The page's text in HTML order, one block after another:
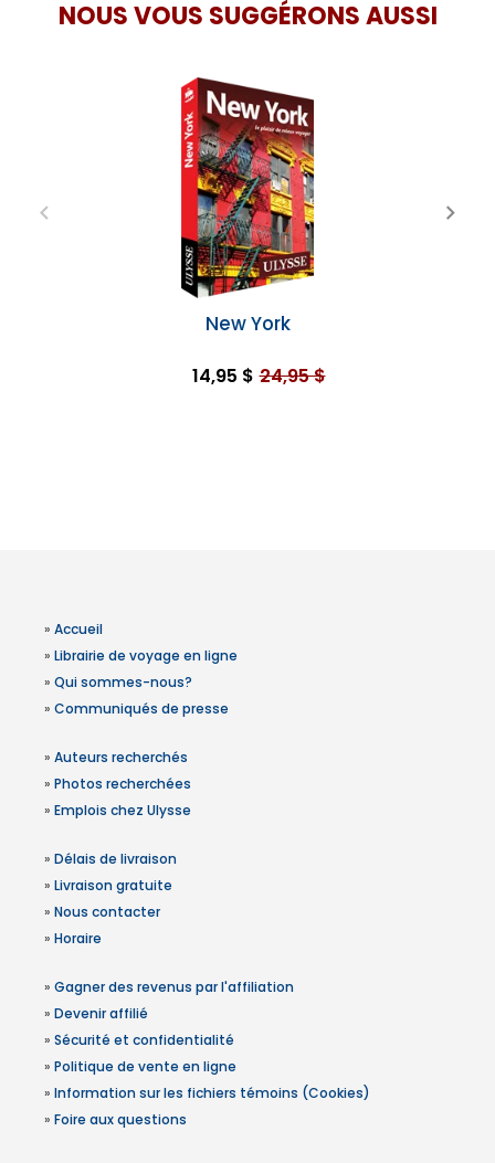
NOUS VOUS SUGGÉRONS AUSSI
New York
14,95 $ 24,95 $
» Accueil
» Librairie de voyage en ligne
» Qui sommes-nous?
» Communiqués de presse
» Auteurs recherchés
» Photos recherchées
» Emplois chez Ulysse
» Délais de livraison
» Livraison gratuite
» Nous contacter
» Horaire
» Gagner des revenus par l'affiliation
» Devenir affilié
» Sécurité et confidentialité
» Politique de vente en ligne
» Information sur les fichiers témoins (Cookies)
» Foire aux questions